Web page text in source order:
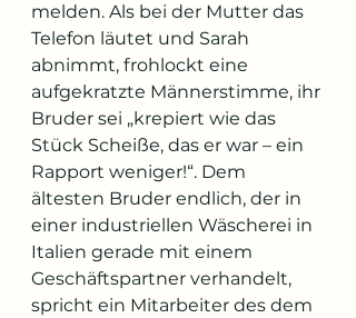
melden. Als bei der Mutter das
Telefon läutet und Sarah
abnimmt, frohlockt eine
aufgekratzte Männerstimme, ihr
Bruder sei „krepiert wie das
Stück Scheiße, das er war – ein
Rapport weniger!“. Dem
ältesten Bruder endlich, der in
einer industriellen Wäscherei in
Italien gerade mit einem
Geschäftspartner verhandelt,
spricht ein Mitarbeiter des dem